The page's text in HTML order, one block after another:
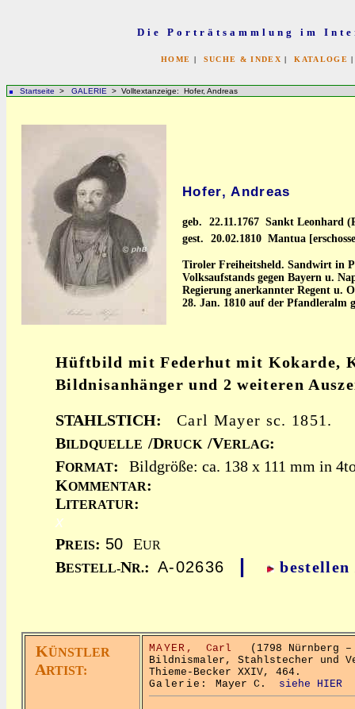
Die Porträtsammlung im
HOME | SUCHE & INDEX |KATALOGE
Startseite > GALERIE > Volltextanzeige: Hofer, Andreas
Hofer, Andreas
geb.
22.11.1767 Sankt Leonhard
gest.
20.02.1810 Mantua
Tiroler Freiheitsheld. Sandwirt in
Volksaufstands gegen Bayern u.
Regierung anerkannter Regent u.
28. Jan. 1810 auf der Pfandleralm
Hüftbild mit Federhut mit Kokarde,
Bildnisanhänger und 2 weiteren
STAHLSTICH:
Carl Mayer sc. 1851.
BILDQUELLE /DRUCK /VERLAG:
FORMAT:
Bildgröße: ca. 138 x 111 mm in
KOMMENTAR:
LITERATUR:
x
PREIS: 50 EUR
BESTELL-NR.: A-02636 |
KÜNSTLER
ARTIST:
MAYER, Carl (1798 Nürnberg –
Bildnismaler, Stahlstecher und
Thieme-Becker XXIV, 464.
Galerie: Mayer C. siehe HIER